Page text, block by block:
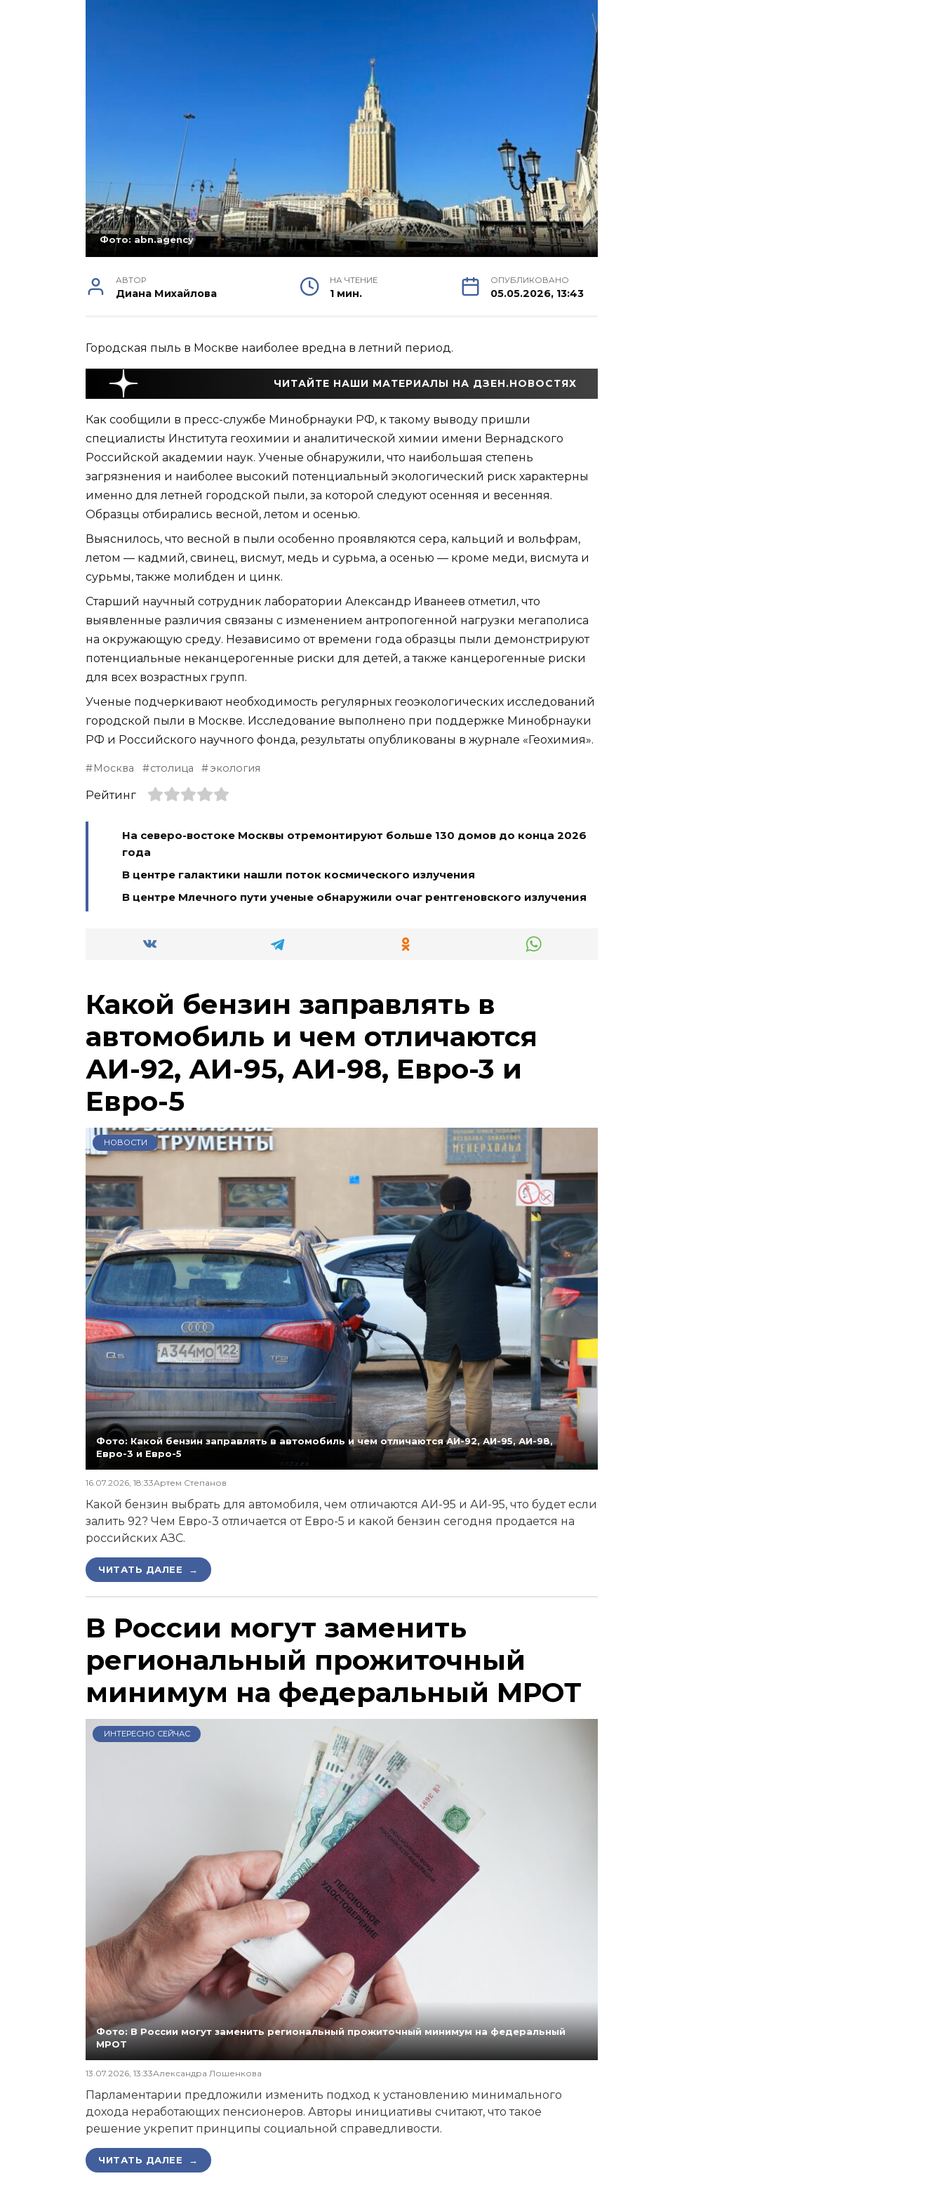
Фото: abn.agency
АВТОР
Диана Михайлова
НА ЧТЕНИЕ
1 мин.
ОПУБЛИКОВАНО
05.05.2026, 13:43
Городская пыль в Москве наиболее вредна в летний период.
ЧИТАЙТЕ НАШИ МАТЕРИАЛЫ НА ДЗЕН.НОВОСТЯХ
Как сообщили в пресс-службе Минобрнауки РФ, к такому выводу пришли
специалисты Института геохимии и аналитической химии имени Вернадского
Российской академии наук. Ученые обнаружили, что наибольшая степень
загрязнения и наиболее высокий потенциальный экологический риск характерны
именно для летней городской пыли, за которой следуют осенняя и весенняя.
Образцы отбирались весной, летом и осенью.
Выяснилось, что весной в пыли особенно проявляются сера, кальций и вольфрам,
летом — кадмий, свинец, висмут, медь и сурьма, а осенью — кроме меди, висмута и
сурьмы, также молибден и цинк.
Старший научный сотрудник лаборатории Александр Иванеев отметил, что
выявленные различия связаны с изменением антропогенной нагрузки мегаполиса
на окружающую среду. Независимо от времени года образцы пыли демонстрируют
потенциальные неканцерогенные риски для детей, а также канцерогенные риски
для всех возрастных групп.
Ученые подчеркивают необходимость регулярных геоэкологических исследований
городской пыли в Москве. Исследование выполнено при поддержке Минобрнауки
РФ и Российского научного фонда, результаты опубликованы в журнале «Геохимия».
Москва столица экология
Рейтинг
На северо-востоке Москвы отремонтируют больше 130 домов до конца 2026
года
В центре галактики нашли поток космического излучения
В центре Млечного пути ученые обнаружили очаг рентгеновского излучения
Какой бензин заправлять в
автомобиль и чем отличаются
АИ-92, АИ-95, АИ-98, Евро-3 и
Евро-5
НОВОСТИ
Фото: Какой бензин заправлять в автомобиль и чем отличаются АИ-92, АИ-95, АИ-98,
Евро-3 и Евро-5
16.07.2026, 18:33Артем Степанов
Какой бензин выбрать для автомобиля, чем отличаются АИ-95 и АИ-95, что будет если
залить 92? Чем Евро-3 отличается от Евро-5 и какой бензин сегодня продается на
российских АЗС.
ЧИТАТЬ ДАЛЕЕ →
В России могут заменить
региональный прожиточный
минимум на федеральный МРОТ
ИНТЕРЕСНО СЕЙЧАС
Фото: В России могут заменить региональный прожиточный минимум на федеральный
МРОТ
13.07.2026, 13:33Александра Лошенкова
Парламентарии предложили изменить подход к установлению минимального
дохода неработающих пенсионеров. Авторы инициативы считают, что такое
решение укрепит принципы социальной справедливости.
ЧИТАТЬ ДАЛЕЕ →